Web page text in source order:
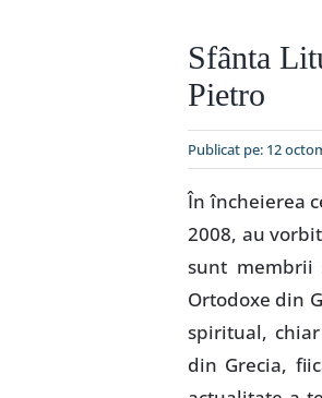
Sfânta
Pietro
Publicat pe: 12
În încheierea
2008, au
sunt membrii
Ortodoxe din
spiritual,
din Grecia,